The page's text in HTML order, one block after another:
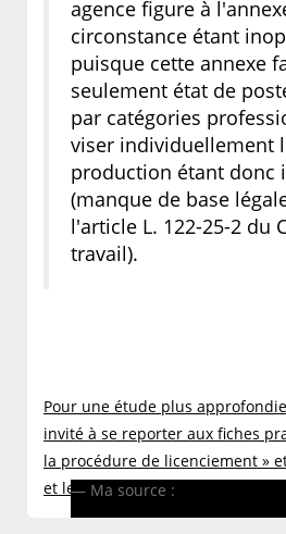
agence figure à
circonstance étant
puisque cette annexe
seulement état de
par catégories
viser individuellement
production étant donc
(manque de base
l'article L. 122-25-2 du
travail).
Ma source :
Pour une étude plus
invité à se reporter aux fiches
la procédure de licenciement »
et le travail ».